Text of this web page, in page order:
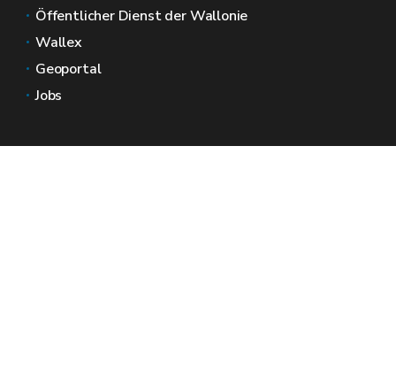
Öffentlicher Dienst der Wallonie
Wallex
Geoportal
Jobs